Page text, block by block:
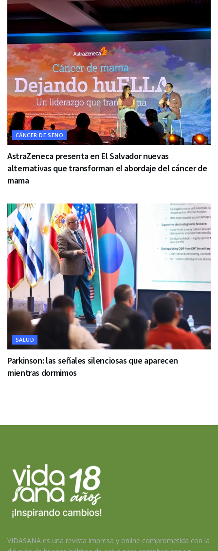
CÁNCER DE SENO
AstraZeneca presenta en El Salvador nuevas
alternativas que transforman el abordaje del cáncer de
mama
SALUD
Parkinson: las señales silenciosas que aparecen
mientras dormimos
VIDASANA es una revista impresa y online comprometida con la